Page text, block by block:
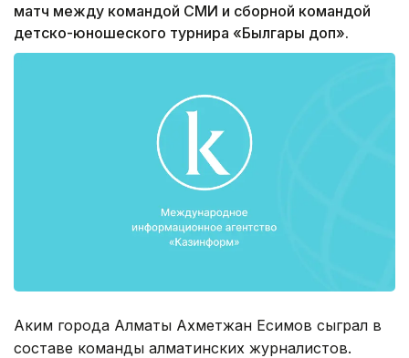
матч между командой СМИ и сборной командой
детско-юношеского турнира «Былгары доп».
Аким города Алматы Ахметжан Есимов сыграл в
составе команды алматинских журналистов.